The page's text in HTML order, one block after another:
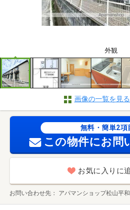
外観
画像の一覧を見る
無料・簡単2項
この物件にお問
お気に入りに
お問い合わせ先 アパマンショップ松山